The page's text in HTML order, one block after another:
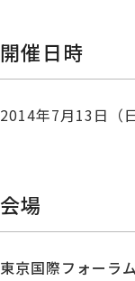
開催日時
2014年7月13日
会場
東京国際フォーラ